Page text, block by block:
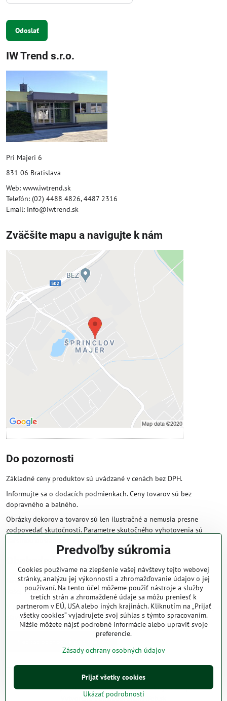
Odoslať
IW Trend s.r.o.
Pri Majeri 6
831 06 Bratislava
Web: www.iwtrend.sk
Telefón: (02) 4488 4826, 4487 2316
Email: info@iwtrend.sk
Zväčšite mapu a navigujte k nám
Externý obsah je blokovaný
Prajete si načítať externý obsah?
Povoliť tentokrát
Povoliť a zapamätať - súhlas s druhom
cookie: Funkčné
Otvoriť obsah v novom okne
Do pozornosti
Základné ceny produktov sú uvádzané v cenách bez DPH.
Informujte sa o dodacích podmienkach. Ceny tovarov sú bez
dopravného a balného.
Obrázky dekorov a tovarov sú len ilustračné a nemusia presne
zodpovedať skutočnosti. Parametre skutočného vyhotovenia sú
Obchodné podmienky
Naše obchodné podmienky zaručujú bezproblémové spracovanie
Vašej zakázky online.
V prípade, že máte s nami už dojednané obchodné podmienky, ceny a
zľavy z minulosti, platia tie, ktoré sú pre Vás výhodnejšie.
©2026Copyright
Predvoľby súkromiaZásady ochrany osobných údajov
Vytvorené pomocou:BiznisWeb.sk
Predvoľby súkromia
Cookies používame na zlepšenie vašej návštevy tejto webovej
stránky, analýzu jej výkonnosti a zhromažďovanie údajov o jej
používaní. Na tento účel môžeme použiť nástroje a služby
tretích strán a zhromaždené údaje sa môžu preniesť k
partnerom v EÚ, USA alebo iných krajinách. Kliknutím na „Prijať
všetky cookies“ vyjadrujete svoj súhlas s týmto spracovaním.
Nižšie môžete nájsť podrobné informácie alebo upraviť svoje
preferencie.
Zásady ochrany osobných údajov
Ukázať podrobnosti
Prijať všetky cookies